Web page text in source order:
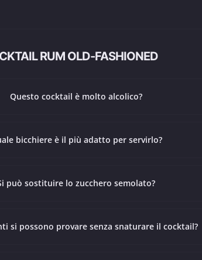
RUM OLD-FASHIONED
Questo cocktail è molto alcolico?
bicchiere è il più adatto per servirlo?
può sostituire lo zucchero semolato?
si possono provare senza snaturare il cocktail?